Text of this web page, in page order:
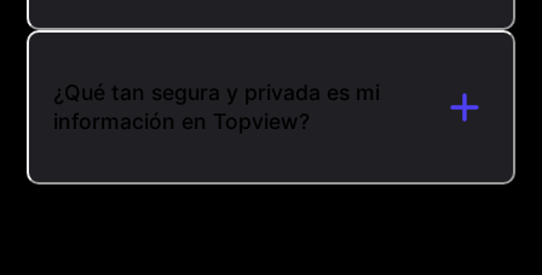
¿Qué tan segura y privada es mi
información en Topview?